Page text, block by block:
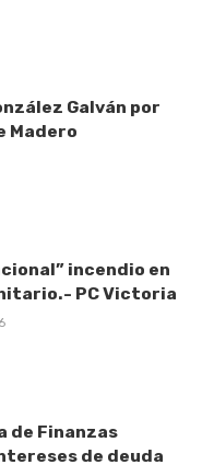
Galván por
Madero
incendio en
PC Victoria
de Finanzas
de deuda